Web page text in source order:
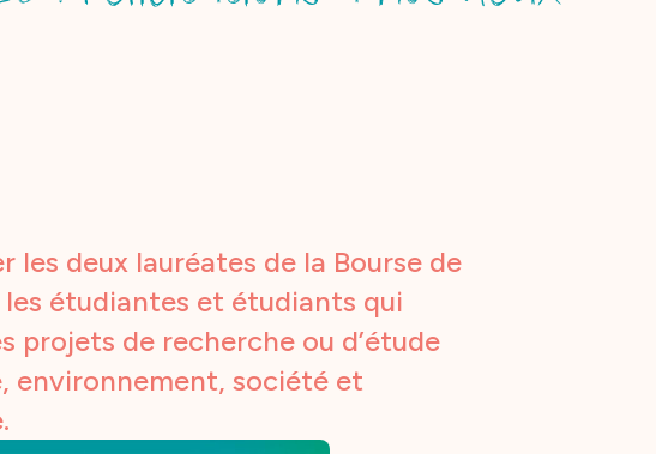
les deux lauréates de la Bourse de
étudiantes et étudiants qui
projets de recherche ou d’étude
environnement, société et